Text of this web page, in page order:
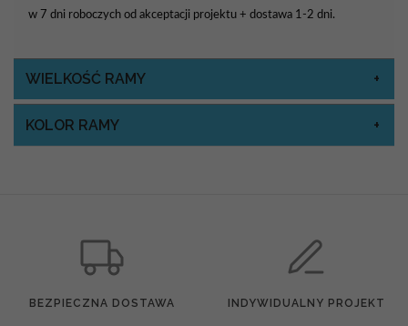
w 7 dni roboczych od akceptacji projektu + dostawa 1-2 dni.
WIELKOŚĆ RAMY
KOLOR RAMY
BEZPIECZNA DOSTAWA INDYWIDUALNY PROJEKT